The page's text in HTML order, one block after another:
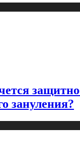
зануления?